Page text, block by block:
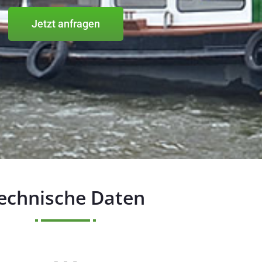
Jetzt anfragen
Daten